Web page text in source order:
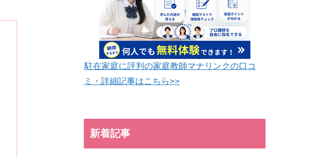
駐在家庭に評判の家庭教師マナリンクの口コ
ミ・詳細記事はこちら>>
新着記事